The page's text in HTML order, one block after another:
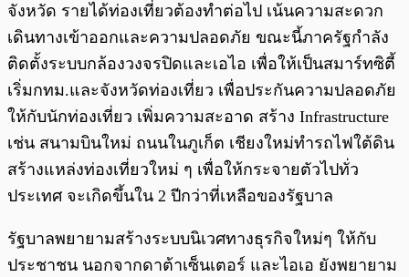
จังหวัด รายได้ท่องเที่ยวต้องทำต่อไป เน้นความสะดวก
เดินทางเข้าออกและความปลอดภัย ขณะนี้ภาครัฐกำลัง
ติดตั้งระบบกล้องวงจรปิดและเอไอ เพื่อให้เป็นสมาร์ทซิตี้
เริ่มกทม.และจังหวัดท่องเที่ยว เพื่อประกันความปลอดภัย
ให้กับนักท่องเที่ยว เพิ่มความสะอาด สร้าง Infrastructure
เช่น สนามบินใหม่ ถนนในภูเก็ต เชียงใหม่ทำรถไฟใต้ดิน
สร้างแหล่งท่องเที่ยวใหม่ ๆ เพื่อให้กระจายตัวไปทั่ว
ประเทศ จะเกิดขึ้นใน 2 ปีกว่าที่เหลือของรัฐบาล
รัฐบาลพยายามสร้างระบบนิเวศทางธุรกิจใหม่ๆ ให้กับ
ประชาชน นอกจากดาต้าเซ็นเตอร์ และไอเอ ยังพยายาม